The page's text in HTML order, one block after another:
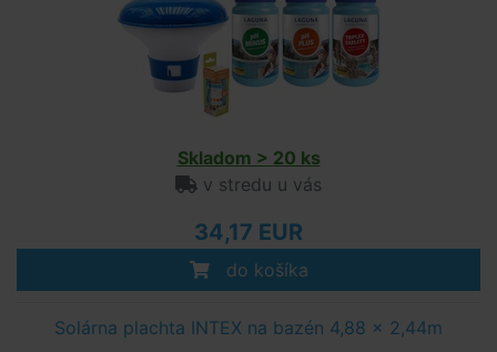
Skladom > 20 ks
v stredu u vás
34,17 EUR
do košíka
Solárna plachta INTEX na bazén 4,88 x 2,44m